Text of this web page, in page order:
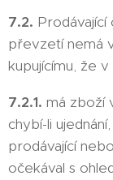
7.2.
převzetí nemá
kupujícímu, že
7.2.1. má zboží
chybí-li
prodávající
očekával s